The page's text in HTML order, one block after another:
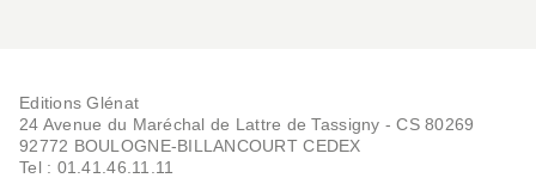
Editions Glénat
24 Avenue du Maréchal de Lattre de Tassigny - CS 80269
92772 BOULOGNE-BILLANCOURT CEDEX
Tel : 01.41.46.11.11